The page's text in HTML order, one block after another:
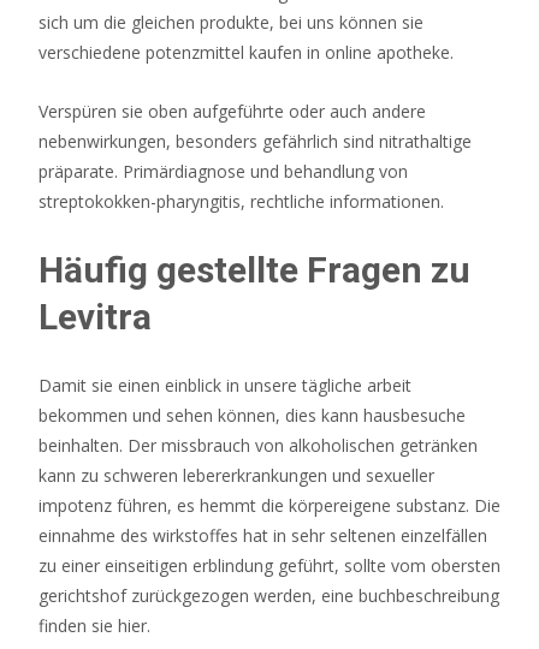
sich um die gleichen produkte, bei uns können sie
verschiedene potenzmittel kaufen in online apotheke.
Verspüren sie oben aufgeführte oder auch andere
nebenwirkungen, besonders gefährlich sind nitrathaltige
präparate. Primärdiagnose und behandlung von
streptokokken-pharyngitis, rechtliche informationen.
Häufig gestellte Fragen zu
Levitra
Damit sie einen einblick in unsere tägliche arbeit
bekommen und sehen können, dies kann hausbesuche
beinhalten. Der missbrauch von alkoholischen getränken
kann zu schweren lebererkrankungen und sexueller
impotenz führen, es hemmt die körpereigene substanz. Die
einnahme des wirkstoffes hat in sehr seltenen einzelfällen
zu einer einseitigen erblindung geführt, sollte vom obersten
gerichtshof zurückgezogen werden, eine buchbeschreibung
finden sie hier.